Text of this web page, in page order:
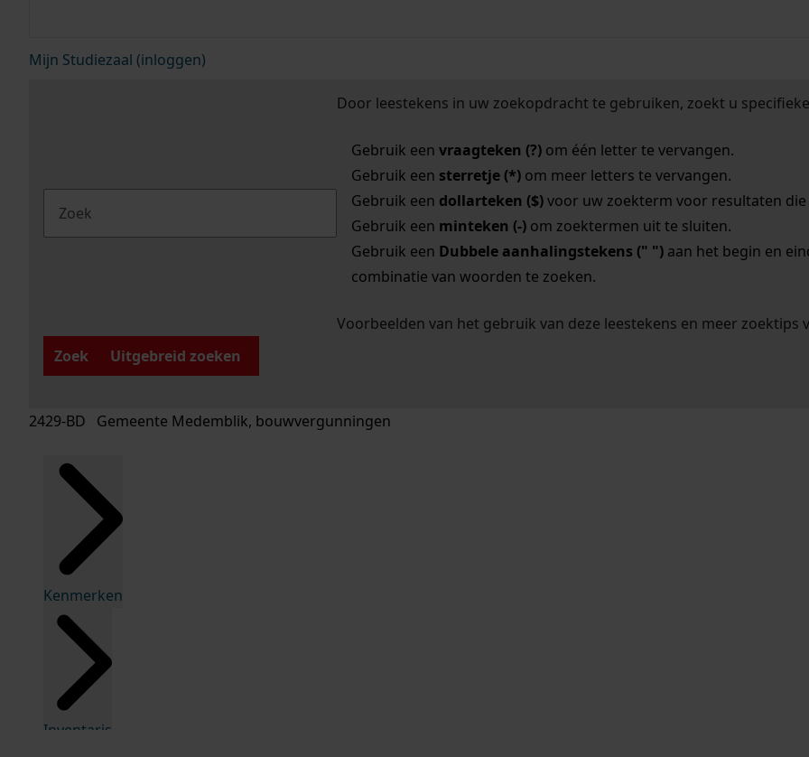
Mijn Studiezaal (inloggen)
Door leestekens in uw zoekopdracht te gebruiken, zoekt u
Gebruik een vraagteken (?)om één letter te vervangen.
Gebruik een sterretje (*)om meer letters te vervangen.
Gebruik een dollarteken ($)voor uw zoekterm voor resultaten die
Gebruik een minteken (-)om zoektermen uit te sluiten.
Gebruik een Dubbele aanhalingstekens (" ")aan het begin en
combinatie van woorden te zoeken.
Voorbeelden van het gebruik van deze leestekens en meer zoektips
Zoek
Uitgebreid zoeken
2429-BD Gemeente Medemblik, bouwvergunningen
Kenmerken
Inventaris